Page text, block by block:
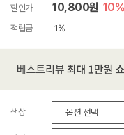
할인가
10,800원 10%
적립금 1%
색상